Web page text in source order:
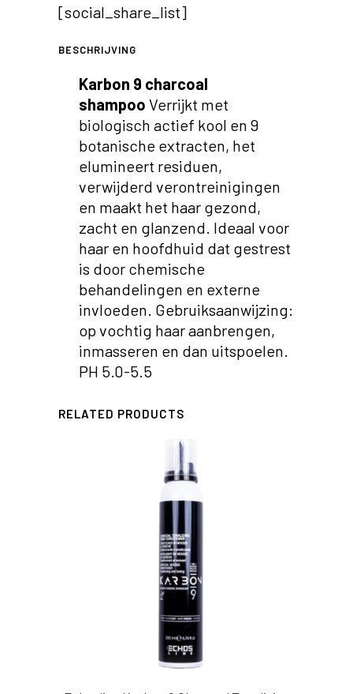
[social_share_list]
BESCHRIJVING
Karbon 9 charcoal
shampoo Verrijkt met
biologisch actief kool en 9
botanische extracten, het
elumineert residuen,
verwijderd verontreinigingen
en maakt het haar gezond,
zacht en glanzend. Ideaal voor
haar en hoofdhuid dat gestrest
is door chemische
behandelingen en externe
invloeden. Gebruiksaanwijzing:
op vochtig haar aanbrengen,
inmasseren en dan uitspoelen.
PH 5.0-5.5
RELATED PRODUCTS